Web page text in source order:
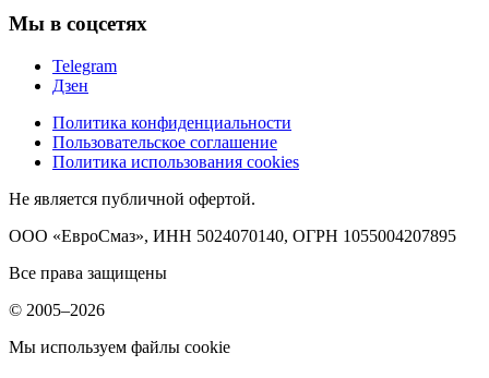
Мы в соцсетях
Telegram
Дзен
Политика конфиденциальности
Пользовательское соглашение
Политика использования cookies
Не является публичной офертой.
ООО «ЕвроСмаз», ИНН 5024070140, ОГРН 1055004207895
Все права защищены
© 2005–2026
Мы используем файлы cookie